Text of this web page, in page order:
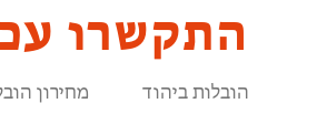
התקשרו
הובלות ביהוד מחירון